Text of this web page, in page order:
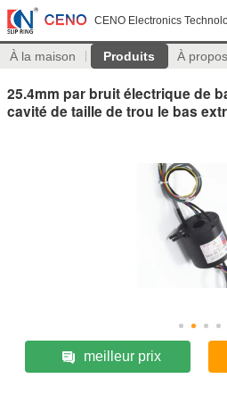
CENO Electronics
À la maison Produits À
25.4mm par bruit électrique de
cavité de taille de trou le bas
meilleur prix